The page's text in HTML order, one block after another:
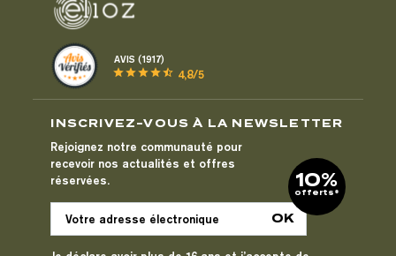
AVIS (1917)
starstarstarstarstar_half 4,8/5
INSCRIVEZ-VOUS À LA NEWSLETTER
Rejoignez notre communauté pour
recevoir nos actualités et offres
réservées.
10%
offerts*